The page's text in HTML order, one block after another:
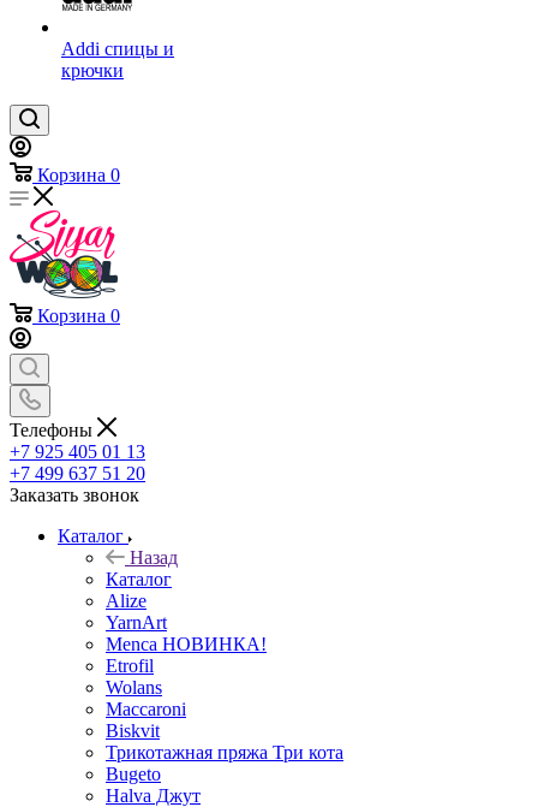
Addi спицы и
крючки
Корзина 0
Корзина 0
Телефоны
+7 925 405 01 13
+7 499 637 51 20
Заказать звонок
Каталог
Назад
Каталог
Alize
YarnArt
Menca НОВИНКА!
Etrofil
Wolans
Maccaroni
Biskvit
Трикотажная пряжа Три кота
Bugeto
Halva Джут